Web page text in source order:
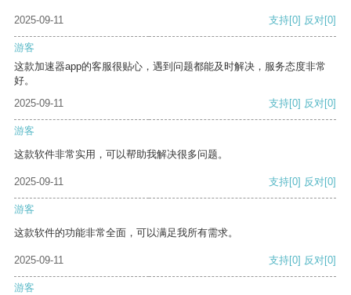
2025-09-11 支持[0] 反对[0]
游客
这款加速器app的客服很贴心，遇到问题都能及时解决，服务态度非常
好。
2025-09-11
支持[0] 反对[0]
游客
这款软件非常实用，可以帮助我解决很多问题。
2025-09-11 支持[0] 反对[0]
游客
这款软件的功能非常全面，可以满足我所有需求。
2025-09-11 支持[0] 反对[0]
游客